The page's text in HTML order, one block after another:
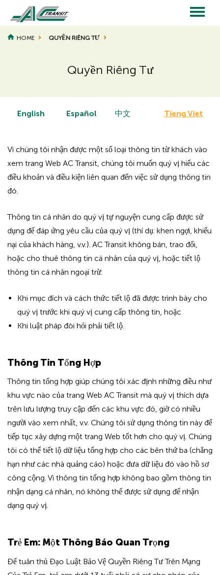
main
content
Main
navigation
HOME QUYỀN RIÊNG TƯ
Quyền Riêng Tư
English Español 中文 Tieng Viet
Vì chúng tôi nhận được một số loại thông tin từ khách vào
xem trang Web AC Transit, chúng tôi muốn quý vị hiểu các
điều khoản và điều kiện liên quan đến việc sử dụng thông tin
đó.
Thông tin cá nhân do quý vị tự nguyện cung cấp được sử
dụng để đáp ứng yêu cầu của quý vị (thí dụ: khen ngợi, khiếu
nại của khách hàng, v.v.). AC Transit không bán, trao đổi,
hoặc cho thuê thông tin cá nhân của quý vị, hoặc tiết lộ
thông tin cá nhân ngoại trừ:
Khi mục đích và cách thức tiết lộ đã được trình bày cho
quý vị trước khi quý vị cung cấp thông tin, hoặc
Khi luật pháp đòi hỏi phải tiết lộ.
Thông Tin Tổng Hợp
Thông tin tổng hợp giúp chúng tôi xác định những điều như
khu vực nào của trang Web AC Transit mà quý vị thích dựa
trên lưu lượng truy cập đến các khu vực đó, giờ có nhiều
người vào xem nhất, v.v. Chúng tôi sử dụng thông tin này để
tiếp tục xây dựng một trang Web tốt hơn cho quý vị. Chúng
tôi có thể tiết lộ dữ liệu tổng hợp cho các bên thứ ba (chẳng
hạn như các nhà quảng cáo) hoặc đưa dữ liệu đó vào hồ sơ
công cộng. Vì thông tin tổng hợp không bao gồm thông tin
nhận dạng cá nhân, nó không thể được sử dụng để nhận
dạng quý vị.
Trẻ Em: Một Thông Báo Quan Trọng
Để tuân thủ Đạo Luật Bảo Vệ Quyền Riêng Tư Trên Mạng